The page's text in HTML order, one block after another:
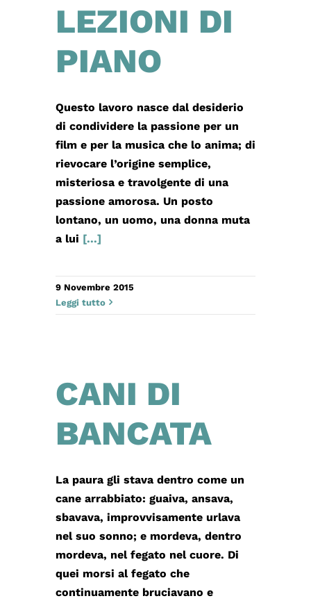
LEZIONI DI
PIANO
Questo lavoro nasce dal desiderio
di condividere la passione per un
film e per la musica che lo anima; di
rievocare l’origine semplice,
misteriosa e travolgente di una
passione amorosa. Un posto
lontano, un uomo, una donna muta
a lui [...]
9 Novembre 2015
Leggi tutto
CANI DI
BANCATA
La paura gli stava dentro come un
cane arrabbiato: guaiva, ansava,
sbavava, improvvisamente urlava
nel suo sonno; e mordeva, dentro
mordeva, nel fegato nel cuore. Di
quei morsi al fegato che
continuamente bruciavano e